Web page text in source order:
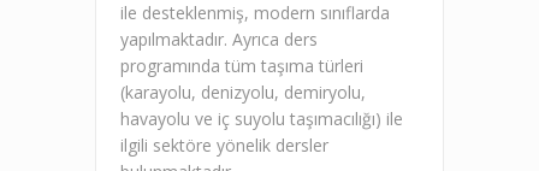
ile desteklenmiş, modern sınıflarda
yapılmaktadır. Ayrıca ders
programında tüm taşıma türleri
(karayolu, denizyolu, demiryolu,
havayolu ve iç suyolu taşımacılığı) ile
ilgili sektöre yönelik dersler